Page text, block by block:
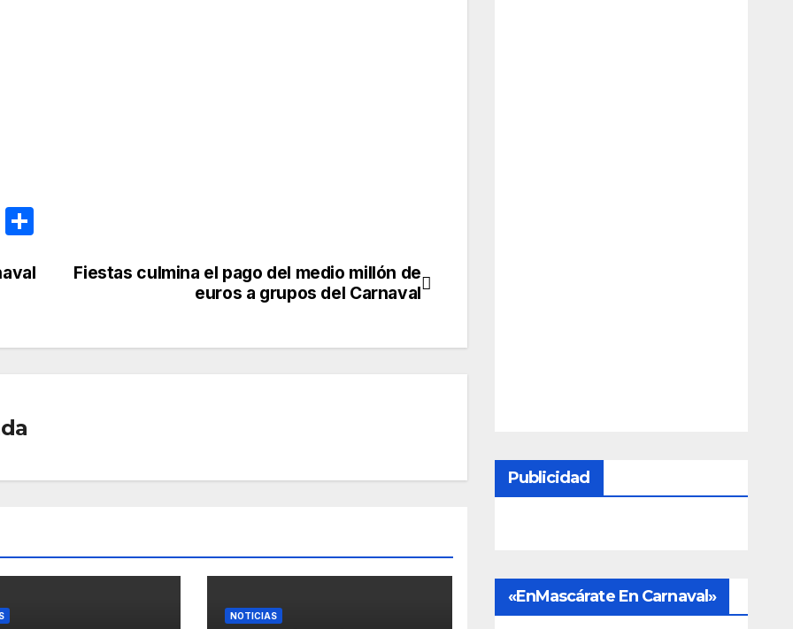
E
m
Fiestas culmina el pago del medio millón de
euros a grupos del Carnaval
NOTICIAS
Publicidad
«EnMascárate En Carnaval»